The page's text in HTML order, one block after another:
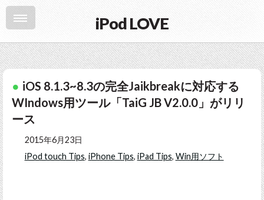
iPod LOVE
iOS 8.1.3~8.3の完全Jaikbreakに対応する
WIndows用ツール「TaiG JB V2.0.0」がリリ
ース
2015年6月23日
iPod touch Tips, iPhone Tips, iPad Tips, Win用ソフト